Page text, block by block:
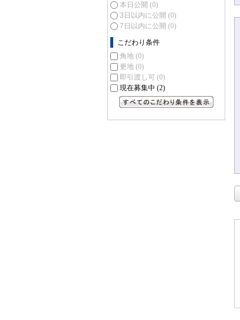
本日公開 (0)
3日以内に公開 (0)
7日以内に公開 (0)
こだわり条件
角地 (0)
更地 (0)
即引渡し可 (0)
現在募集中 (2)